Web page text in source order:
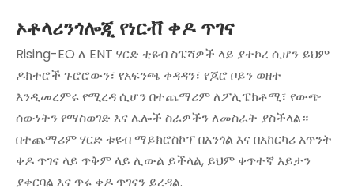
ኦቶላሪንጎሎጂ የነርቭ ቀዶ ጥገና
Rising-EO ለ ENT ሃርድ ቲዩብ ስፔሻዎች ላይ ያተኮረ ሲሆን ይህም
ዶክተሮች ጉሮሮውን፣ የአፍንጫ ቀዳዳን፣ የጆሮ ቦይን ወዘተ
እንዲመረምሩ የሚረዳ ሲሆን በተጨማሪም ለፖሊፔክቶሚ፣ የውጭ
ሰውነትን የማስወገድ እና ሌሎች ስራዎችን ለመስራት ያስችላል።
በተጨማሪም ሃርድ ቱዩብ ማይክሮስኮፕ በአንጎል እና በአከርካሪ አጥንት
ቀዶ ጥገና ላይ ጥቅም ላይ ሊውል ይችላል, ይህም ቀጥተኛ እይታን
ያቀርባል እና ጥሩ ቀዶ ጥገናን ይረዳል.